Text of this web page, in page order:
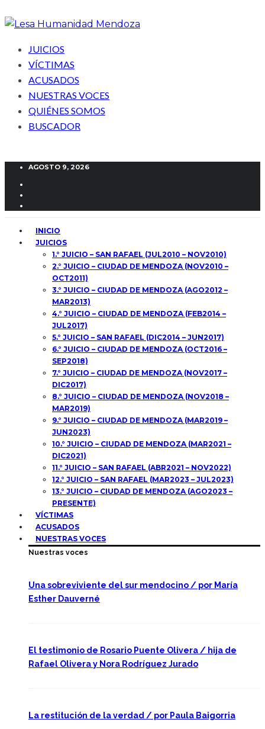
JUICIOS
VÍCTIMAS
ACUSADOS
NUESTRAS VOCES
QUIÉNES SOMOS
BUSCADOR
AGOSTO 9, 2026
INICIO
JUICIOS
1.° JUICIO – SAN RAFAEL (JUL2010 – NOV2010)
2.° JUICIO – CIUDAD DE MENDOZA (NOV2010 –
OCT2011)
3.° JUICIO – CIUDAD DE MENDOZA (AGO2012 –
MAR2013)
4.° JUICIO – CIUDAD DE MENDOZA (FEB2014 –
JUL2017)
5.° JUICIO – SAN RAFAEL (DIC2014 – JUN2017)
6.° JUICIO – CIUDAD DE MENDOZA (OCT2016 –
SEP2018)
7.° JUICIO – CIUDAD DE MENDOZA (NOV2017 –
DIC2017)
8.° JUICIO – CIUDAD DE MENDOZA (NOV2018 –
MAR2019)
9.° JUICIO – CIUDAD DE MENDOZA (MAR2019 –
JUN2023)
10.° JUICIO – CIUDAD DE MENDOZA (MAR2021 –
DIC2021)
11.° JUICIO – SAN RAFAEL (ABR2021 – NOV2022)
12.° JUICIO – SAN RAFAEL (MAR2023 – JUL2023)
13.° JUICIO – CIUDAD DE MENDOZA (AGO2023 –
PRESENTE)
VÍCTIMAS
ACUSADOS
NUESTRAS VOCES
Nuestras voces
Una sobreviviente del sur mendocino / por María
Esther Dauverné
El testimonio de Rosario Puente Olivera / hija de
Rafael Olivera y Nora Rodríguez Jurado
La restitución de la verdad / por Paula Baigorria